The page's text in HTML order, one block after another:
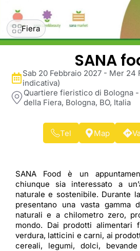
Fiera
SANA
Sab 20 Febbraio 2027 - Mer 24
indicativa)
Quartiere fieristico di Bologna
della Fiera, Bologna, BO, Italia
Tel Map
SANA Food è un
chiunque sia interessato a
naturale e sostenibile. Durante
presentano una vasta gamma
naturali e a chilometro zero,
mondo. Dai prodotti alimentari
verdura, latticini e carni, ai
cereali, legumi, dolci,